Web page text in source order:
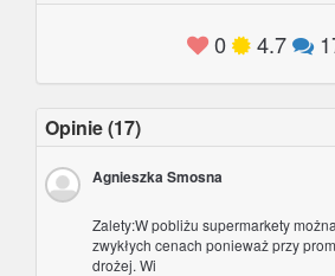
Opinie (17)
Agnieszka Smosna
Zalety:W pobliżu supermarkety
zwykłych cenach ponieważ przy
drożej. Wi